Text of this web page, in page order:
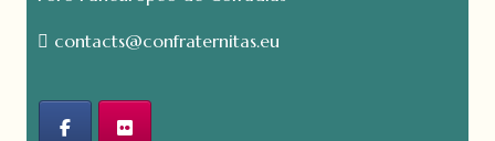
contacts@confraternitas.eu